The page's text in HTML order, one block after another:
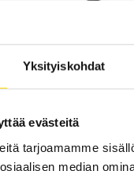
Yksityiskohdat
evästeitä
tarjoamamme
median
paksuusmittari ulkoisella
välillä [100 | 1250 μm ]